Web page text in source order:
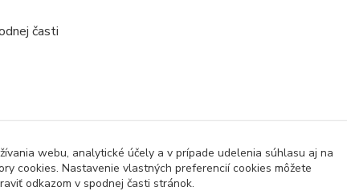
časti
10 000 mm / priedušnosť 10 000 g/24 h)
webu, analytické účely a v prípade udelenia súhlasu aj na
cookies. Nastavenie vlastných preferencií cookies môžete
odkazom v spodnej časti stránok.